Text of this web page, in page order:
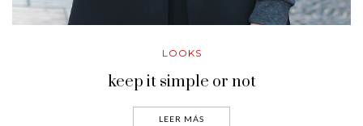
LOOKS
keep it simple or not
LEER MÁS